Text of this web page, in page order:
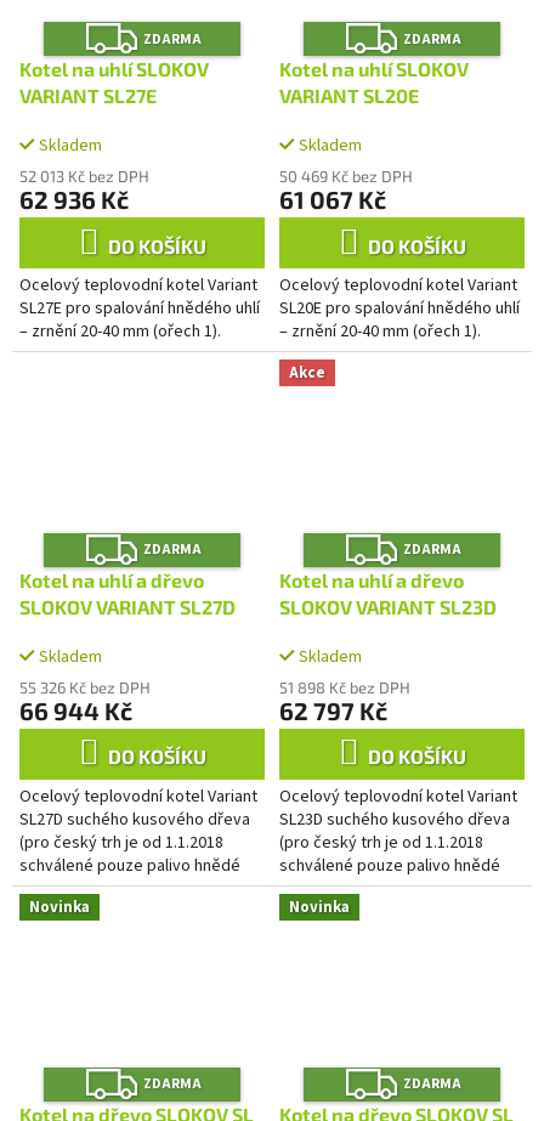
Z
D
A
R
M
ZDARMA
Kotel na uhlí SLOKOV
VARIANT SL27E
Skladem
52 013 Kč bez DPH
62 936 Kč
DO KOŠÍKU
Ocelový teplovodní kotel Variant
SL27E pro spalování hnědého uhlí
– zrnění 20-40 mm (ořech 1).
Z
D
A
R
M
ZDARMA
Kotel na uhlí SLOKOV
VARIANT SL20E
Skladem
50 469 Kč bez DPH
61 067 Kč
DO KOŠÍKU
Ocelový teplovodní kotel Variant
SL20E pro spalování hnědého uhlí
– zrnění 20-40 mm (ořech 1).
Z
D
A
R
M
ZDARMA
Kotel na uhlí a dřevo
SLOKOV VARIANT SL27D
Skladem
55 326 Kč bez DPH
66 944 Kč
DO KOŠÍKU
Ocelový teplovodní kotel Variant
SL27D suchého kusového dřeva
(pro český trh je od 1.1.2018
schválené pouze palivo hnědé
uhlí) a hnědého uhlí – zrnění 20-40
mm (ořech 1).
Akce
Z
D
A
R
M
ZDARMA
Kotel na uhlí a dřevo
SLOKOV VARIANT SL23D
Skladem
51 898 Kč bez DPH
62 797 Kč
DO KOŠÍKU
Ocelový teplovodní kotel Variant
SL23D suchého kusového dřeva
(pro český trh je od 1.1.2018
schválené pouze palivo hnědé
uhlí) a hnědého uhlí – zrnění 20-40
mm (ořech 1).
Novinka
Z
D
ZDARMA
Kotel na dřevo SLOKOV SL
Novinka
Z
D
ZDARMA
Kotel na dřevo SLOKOV SL